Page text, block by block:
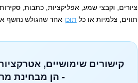
ציורים, וקבצי שמע, אפליקציות, כתבות,
תווים, צלמיות או כל תוכן אחר שהגולש נחשף
קישורים שימושיים,
- הן מבחינת